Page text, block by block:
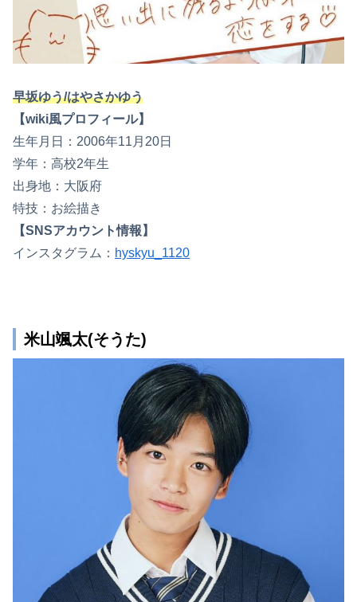
早坂ゆう/はやさかゆう
【wiki風プロフィール】
生年月日：2006年11月20日
学年：高校2年生
出身地：大阪府
特技：お絵描き
【SNSアカウント情報】
インスタグラム： hyskyu_1120
米山颯太(そうた)